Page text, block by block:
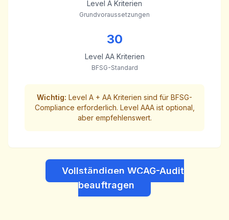
Level A Kriterien
Grundvoraussetzungen
30
Level AA Kriterien
BFSG-Standard
Wichtig: Level A + AA Kriterien sind für BFSG-
Compliance erforderlich. Level AAA ist optional,
aber empfehlenswert.
Vollständigen WCAG-Audit
beauftragen